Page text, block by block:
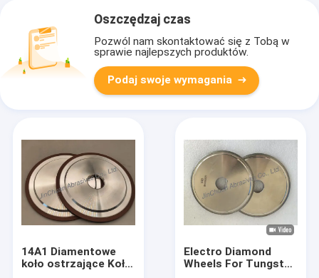
Oszczędzaj czas
Pozwól nam skontaktować się z Tobą w
sprawie najlepszych produktów.
Podaj swoje wymagania
14A1 Diamentowe
koło ostrzające Koło
Electro Diamond
Wheels For Tungsten